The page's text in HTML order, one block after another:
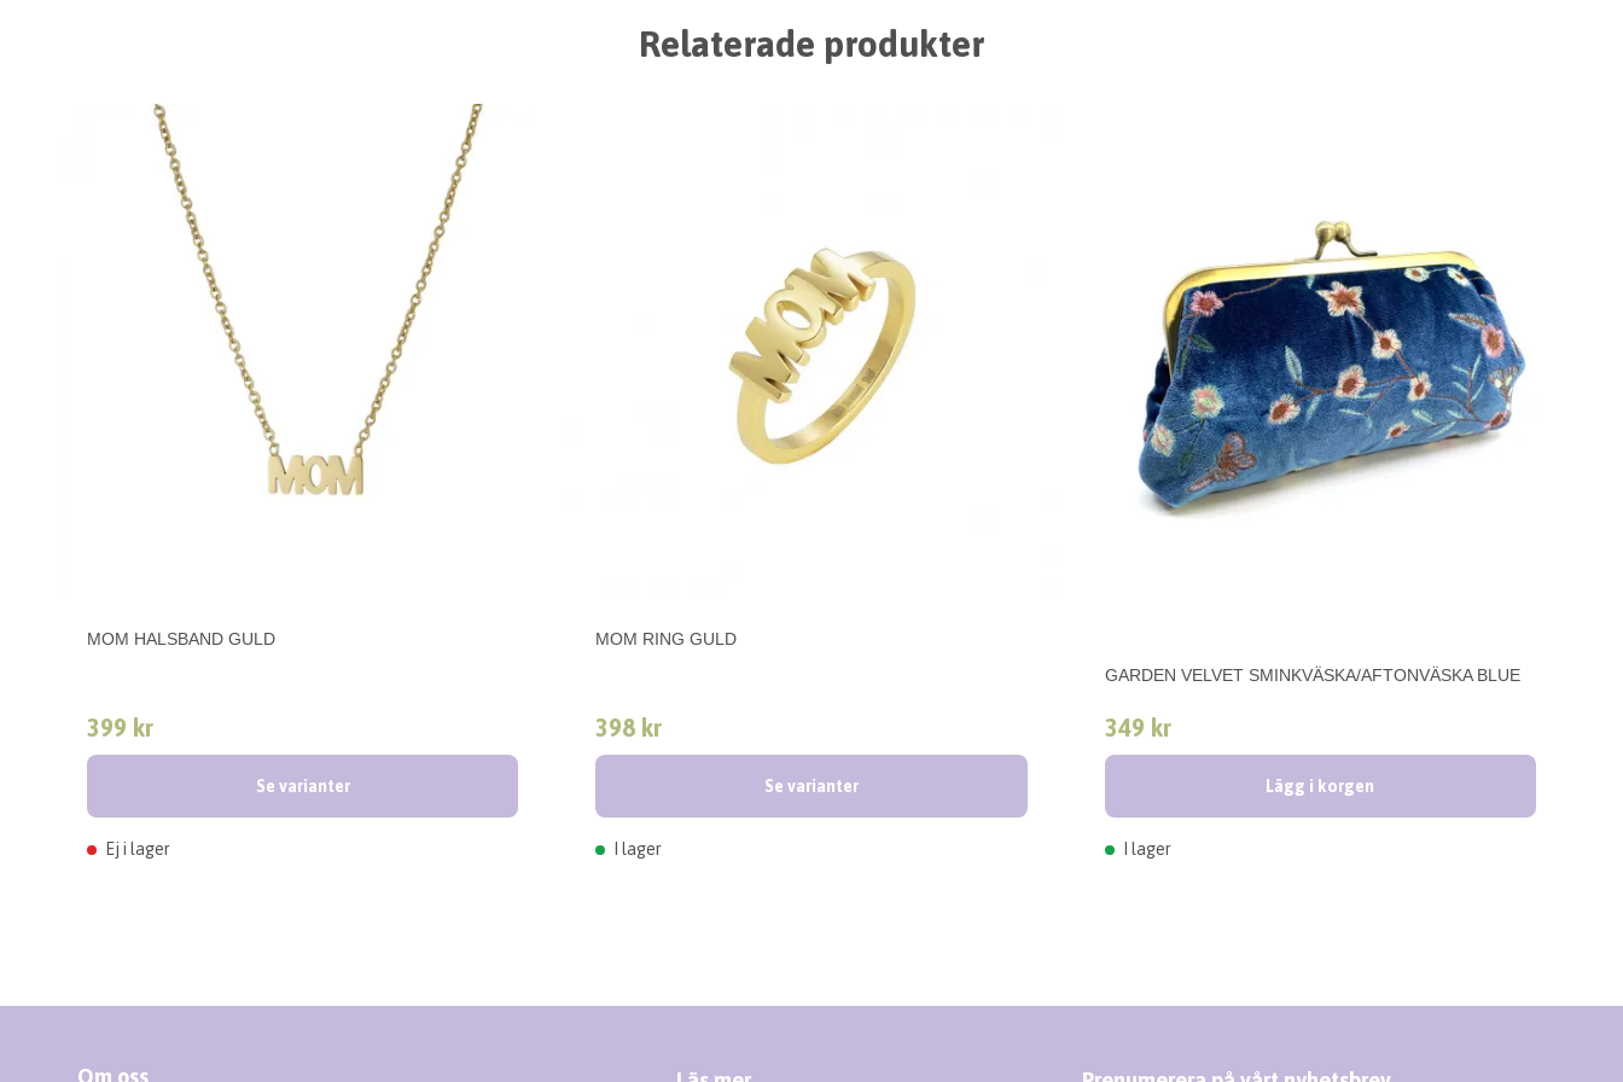
Relaterade produkter
MOM HALSBAND GULD
399 kr
Se varianter
Ej i lager
MOM RING GULD
398 kr
Se varianter
I lager
GARDEN VELVET SMINKVÄSKA/AFTONVÄSKA BLUE
349 kr
Lägg i korgen
I lager
Om oss